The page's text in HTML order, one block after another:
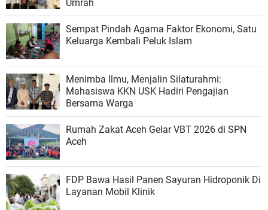
Umrah
Sempat Pindah Agama Faktor Ekonomi, Satu
Keluarga Kembali Peluk Islam
Menimba Ilmu, Menjalin Silaturahmi:
Mahasiswa KKN USK Hadiri Pengajian
Bersama Warga
Rumah Zakat Aceh Gelar VBT 2026 di SPN
Aceh
FDP Bawa Hasil Panen Sayuran Hidroponik Di
Layanan Mobil Klinik